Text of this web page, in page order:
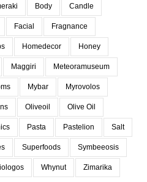
Body Candle
Facial Fragnance
Homedecor Honey
Maggiri Meteoramuseum
Mybar Myrovolos
Oliveoil Olive Oil
Pasta Pastelion Salt
Superfoods Symbeeosis
Whynut Zimarika